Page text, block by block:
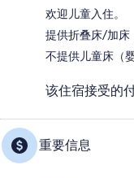
欢迎儿童入住。
提供折叠床/加床
不提供儿童床（
该住宿接受的
重要信息